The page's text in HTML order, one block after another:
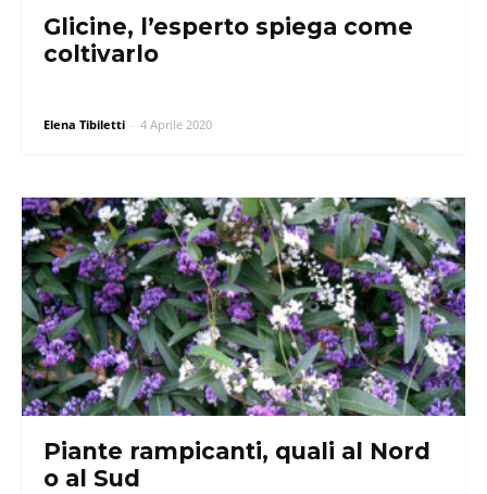
Glicine, l’esperto spiega come
coltivarlo
Elena Tibiletti - 4 Aprile 2020
Piante rampicanti, quali al Nord
o al Sud